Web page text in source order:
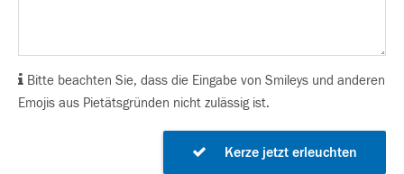
Bitte beachten Sie, dass die Eingabe von Smileys und anderen
Emojis aus Pietätsgründen nicht zulässig ist.
Kerze jetzt erleuchten